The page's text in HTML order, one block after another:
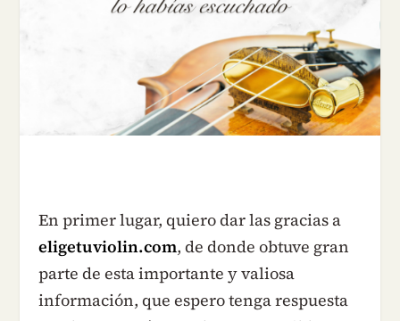
En primer lugar, quiero dar las gracias a
eligetuviolin.com, de donde obtuve gran
parte de esta importante y valiosa
información, que espero tenga respuesta